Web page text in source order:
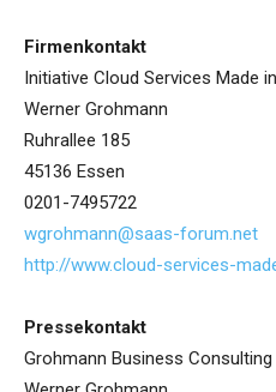
Firmenkontakt
Initiative Cloud Services Made
Werner Grohmann
Ruhrallee 185
45136 Essen
0201-7495722
wgrohmann@saas-forum.net
http://www.cloud-services-
Pressekontakt
Grohmann Business Consulting